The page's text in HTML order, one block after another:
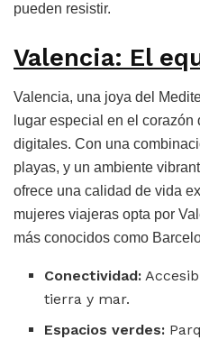
pueden resistir.
Valencia: El
Valencia, una joya del
lugar especial en el
digitales. Con una
playas, y un ambiente
ofrece una calidad de vida
mujeres viajeras opta por
más conocidos como
Conectividad:
tierra y mar.
Espacios verdes: